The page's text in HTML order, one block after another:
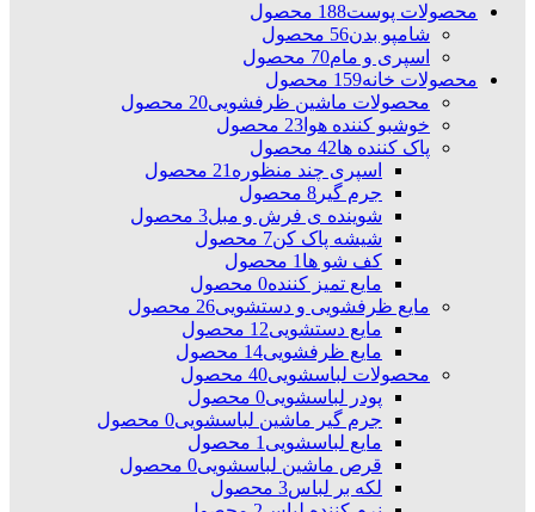
محصولات پوست188 محصول
شامپو بدن56 محصول
اسپری و مام70 محصول
محصولات خانه159 محصول
محصولات ماشین ظرفشویی20 محصول
خوشبو کننده هوا 23 محصول
پاک کننده ها42 محصول
اسپری چند منظوره21 محصول
جرم گیر 8 محصول
شوینده ی فرش و مبل3 محصول
شیشه پاک کن7 محصول
کف شو ها1 محصول
مایع تمیز کننده0 محصول
مایع ظرفشویی و دستشویی26 محصول
مایع دستشویی12 محصول
مایع ظرفشویی14 محصول
محصولات لباسشویی40 محصول
پودر لباسشویی0 محصول
جرم گیر ماشین لباسشویی0 محصول
مایع لباسشویی1 محصول
قرص ماشین لباسشویی0 محصول
لکه بر لباس3 محصول